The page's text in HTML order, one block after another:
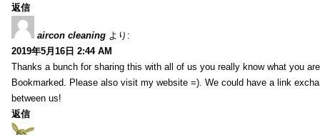
返信
aircon cleaning より:
2019年5月16日 2:44 AM
Thanks a bunch for sharing this with all of us you really know what you
Bookmarked. Please also visit my website =). We could have a link
between us!
返信